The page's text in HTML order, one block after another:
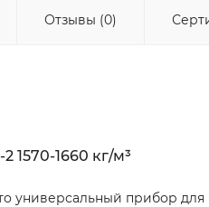
Отзывы (0)
1570-1660 кг/м³
универсальный прибор